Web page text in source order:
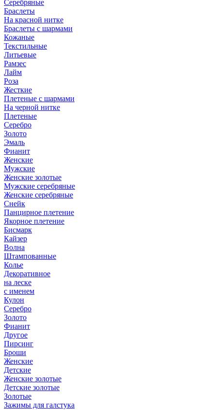
Серебряные
Браслеты
На красной нитке
Браслеты с шармами
Кожаные
Текстильные
Литьевые
Рамзес
Лайм
Роза
Жесткие
Плетеные с шармами
На черной нитке
Плетеные
Серебро
Золото
Эмаль
Фианит
Женские
Мужские
Женские золотые
Мужские серебряные
Женские серебряные
Снейк
Панцирное плетение
Якорное плетение
Бисмарк
Кайзер
Волна
Штампованные
Колье
Декоративное
на леске
с именем
Кулон
Серебро
Золото
Фианит
Другое
Пирсинг
Броши
Женские
Детские
Женские золотые
Детские золотые
Золотые
Зажимы для галстука